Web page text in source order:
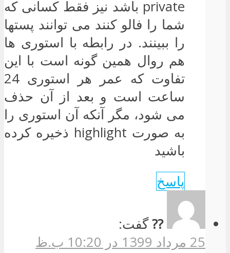
private باشد نیز فقط کسانی که
شما را فالو کنند می توانند پستها
را ببینند. در رابطه با استوری ها
هم روال همین گونه است با این
تفاوت که عمر هر استوری 24
ساعت است و بعد از آن حذف
می شود، مگر آنکه آن استوری را
به صورت highlight ذخیره کرده
باشید
پاسخ
?? گفت:
25 مرداد 1399 در 10:20 ب.ظ